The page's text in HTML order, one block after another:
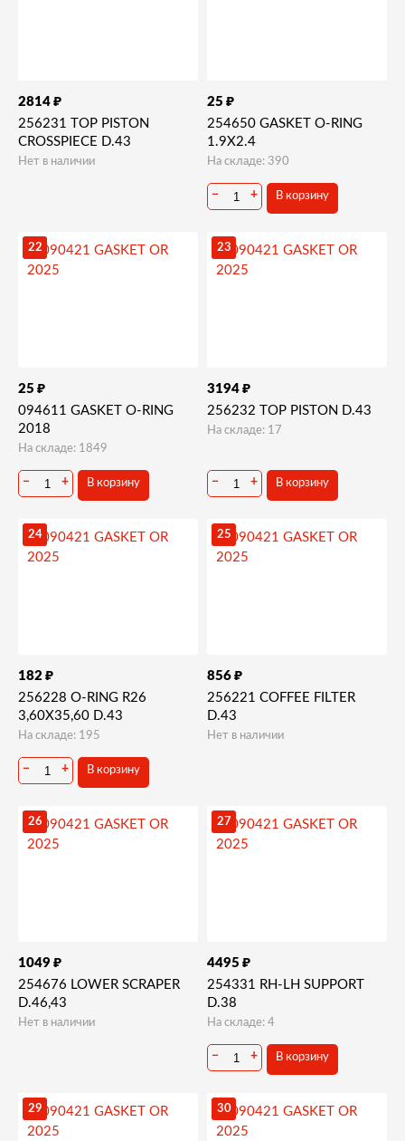
2814 ₽
256231 TOP PISTON
CROSSPIECE D.43
Нет в наличии
25 ₽
254650 GASKET O-RING
1.9X2.4
На складе: 390
− + В корзину
22
25 ₽
094611 GASKET O-RING
2018
На складе: 1849
− + В корзину
23
3194 ₽
256232 TOP PISTON D.43
На складе: 17
− + В корзину
24
182 ₽
256228 O-RING R26
3,60X35,60 D.43
На складе: 195
− + В корзину
25
856 ₽
256221 COFFEE FILTER
D.43
Нет в наличии
26
1049 ₽
254676 LOWER SCRAPER
D.46,43
Нет в наличии
27
4495 ₽
254331 RH-LH SUPPORT
D.38
На складе: 4
− + В корзину
29 30